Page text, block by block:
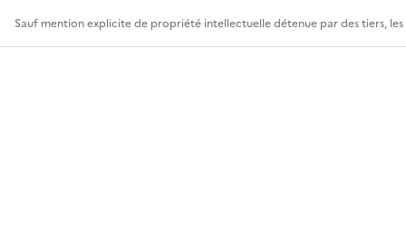
Sauf mention explicite de propriété intellectuelle détenue par des tiers,